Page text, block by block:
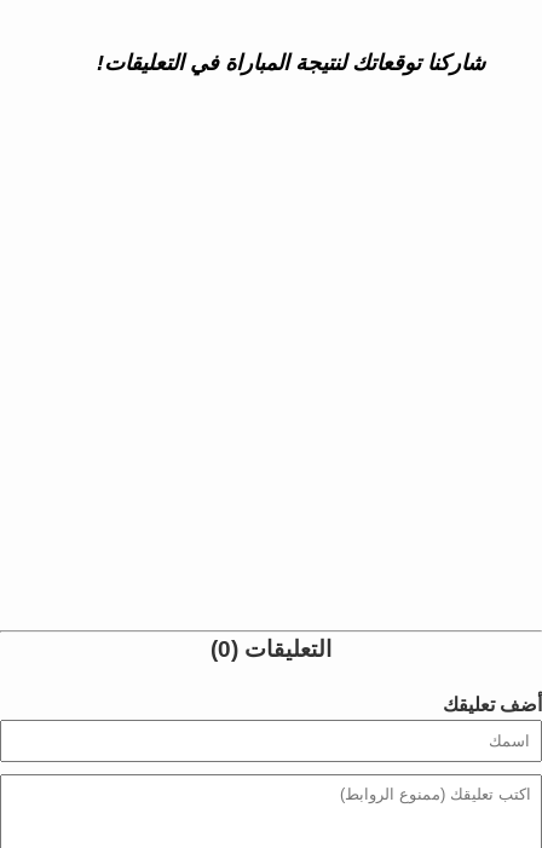
شاركنا توقعاتك لنتيجة المباراة في التعليقات!
التعليقات (0)
أضف تعليقك